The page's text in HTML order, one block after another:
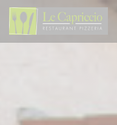
Personnalisation de vos choix